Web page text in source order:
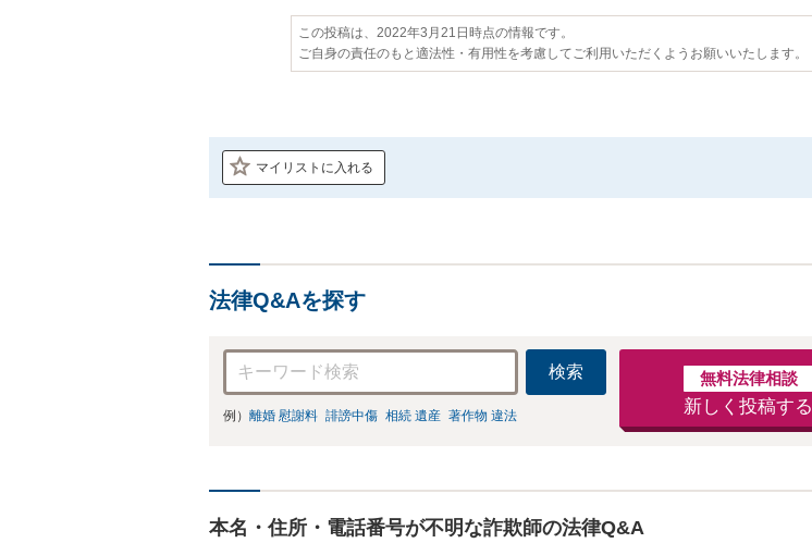
この投稿は、2022年3月21日時点の情報です。
ご自身の責任のもと適法性・有用性を考慮してご利用いただくようお願いいたします。
マイリストに入れる
法律Q&Aを探す
検索
例） 離婚 慰謝料 誹謗中傷 相続 遺産 著作物 違法
無料法律相談
新しく投稿する
本名・住所・電話番号が不明な詐欺師の法律Q&A